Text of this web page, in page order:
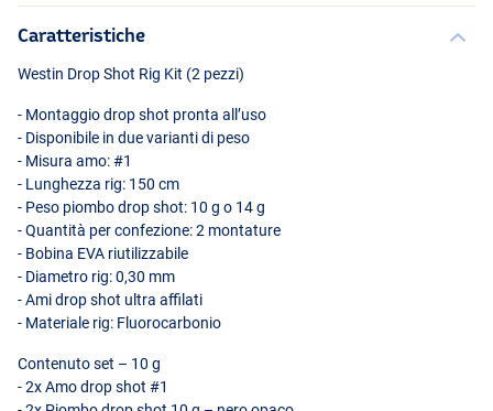
Caratteristiche
Westin Drop Shot Rig Kit (2 pezzi)
- Montaggio drop shot pronta all’uso
- Disponibile in due varianti di peso
- Misura amo: #1
- Lunghezza rig: 150 cm
- Peso piombo drop shot: 10 g o 14 g
- Quantità per confezione: 2 montature
- Bobina EVA riutilizzabile
- Diametro rig: 0,30 mm
- Ami drop shot ultra affilati
- Materiale rig: Fluorocarbonio
Contenuto set – 10 g
- 2x Amo drop shot #1